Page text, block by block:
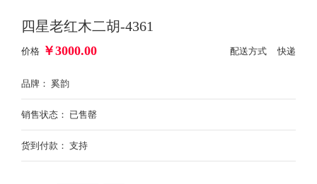
四星老红木二胡-4361
价格 ￥3000.00 配送方式 快递
品牌： 奚韵
销售状态： 已售罄
货到付款： 支持